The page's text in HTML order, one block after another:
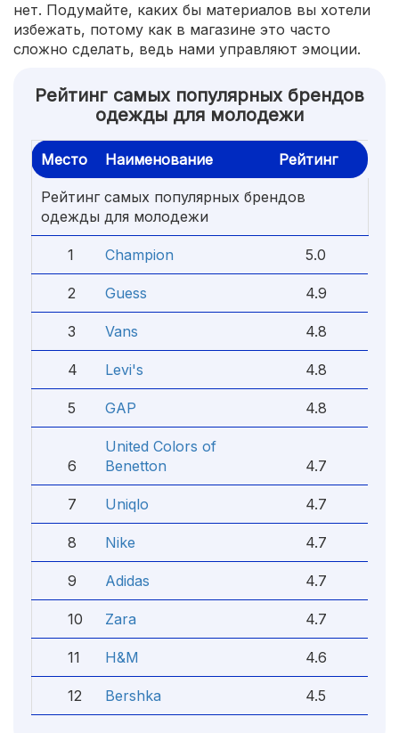
нет. Подумайте, каких бы материалов вы хотели
избежать, потому как в магазине это часто
сложно сделать, ведь нами управляют эмоции.
Рейтинг самых популярных брендов
одежды для молодежи
Место Наименование Рейтинг
Рейтинг самых популярных брендов
одежды для молодежи
1 Champion 5.0
2 Guess 4.9
3 Vans 4.8
4 Levi's 4.8
5 GAP 4.8
6
United Colors of
Benetton
4.7
7 Uniqlo 4.7
8 Nike 4.7
9 Adidas 4.7
10 Zara 4.7
11 H&M 4.6
12 Bershka 4.5